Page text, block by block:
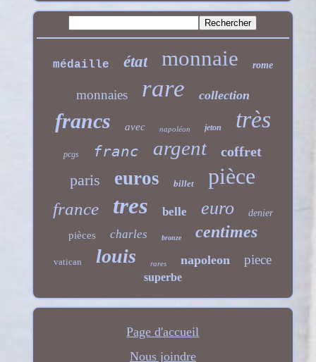
médaille état monnaie rome
monnaies rare collection
francs avec napoléon jeton très
pcgs franc argent coffret
paris euros billet pièce
france tres belle euro denier
pièces charles bronze centimes
vatican louis rares napoleon piece
superbe
Page d'accueil
Nous joindre